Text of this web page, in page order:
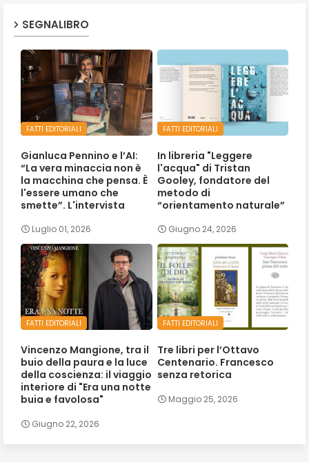
SEGNALIBRO
FATTI EDITORIALI
Gianluca Pennino e l’AI:
“La vera minaccia non è
la macchina che pensa. È
l'essere umano che
smette”. L'intervista
Luglio 01, 2026
FATTI EDITORIALI
In libreria "Leggere
l'acqua" di Tristan
Gooley, fondatore del
metodo di
“orientamento naturale”
Giugno 24, 2026
FATTI EDITORIALI
Vincenzo Mangione, tra il
buio della paura e la luce
della coscienza: il viaggio
interiore di "Era una notte
buia e favolosa"
Giugno 22, 2026
FATTI EDITORIALI
Tre libri per l’Ottavo
Centenario. Francesco
senza retorica
Maggio 25, 2026